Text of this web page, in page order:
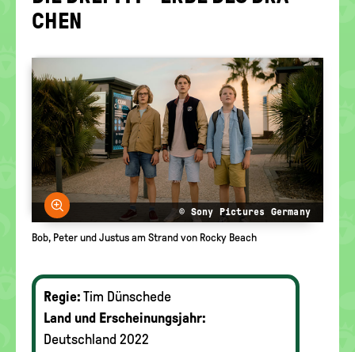
CHEN
Bild vergrößern
© Sony Pictures Germany
Bob, Peter und Justus am Strand von Rocky Beach
Regie: Tim Dünschede
Land und Erscheinungsjahr:
Deutschland 2022